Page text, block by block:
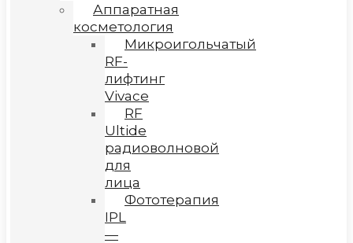
Аппаратная
косметология
Микроигольчатый
RF-
лифтинг
Vivace
RF
Ultide
радиоволновой
для
лица
Фототерапия
IPL
—